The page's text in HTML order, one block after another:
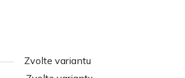
Zvolte variantu